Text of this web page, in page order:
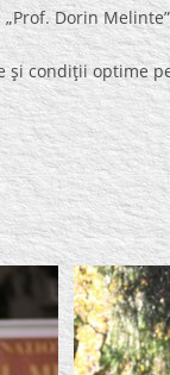
Dorin
condiţii optime